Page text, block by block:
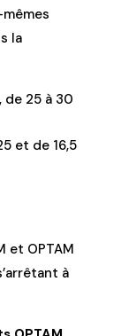
la
de 25 à 30
et de 16,5
et OPTAM
à